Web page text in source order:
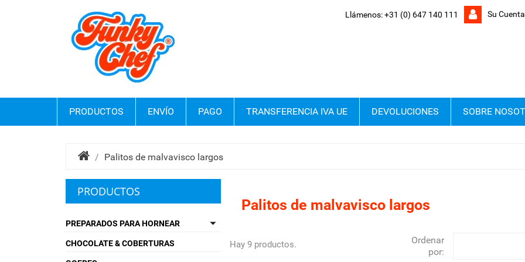
Su Cuenta
Llámenos:+31 (0) 647 140 111
PRODUCTOS ENVÍO PAGO TRANSFERENCIA IVA UE DEVOLUCIONES SOBRE
Palitos de malvavisco largos
PRODUCTOS

PREPARADOS PARA HORNEAR
CHOCOLATE & COBERTURAS
Palitos de malvavisco largos
Hay 9 productos.
Ordenar
por: